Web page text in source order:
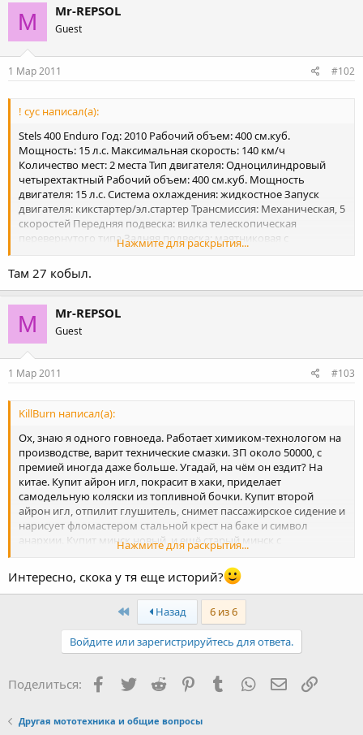
M Mr-REPSOL
Guest
1 Мар 2011 #102
! сус написал(а):
Stels 400 Enduro Год: 2010 Рабочий объем: 400 см.куб.
Мощность: 15 л.с. Максимальная скорость: 140 км/ч
Количество мест: 2 места Тип двигателя: Одноцилиндровый
четырехтактный Рабочий объем: 400 см.куб. Мощность
двигателя: 15 л.с. Система охлаждения: жидкостное Запуск
двигателя: кикстартер/эл.стартер Трансмиссия: Механическая, 5
скоростей Передняя подвеска: вилка телескопическая
перевернутого типа Задняя подвеска: маятниковая с
моноамортизатором Тормоза: Дисковые Вес: 132 кг. Габариты
(ДхШхВ): 2210х860х1215 мм Высота посадки: 1420 мм Дорожный
просвет: 300 мм Колесная база: 1530 мм Объем топливного
обманет ожиданий. Внедорожная вилка и соответствующая
подвеска созданы для сильных нагрузок. Они точно и четко
отрабатывают текстуру трека. Stels 400 Enduro с легкостью
преодолевает разбитые лесные тропинки со множеством
корней и кочек, труднопроходимые участки, трамплины.
Взлететь на песчаную гору и разогнаться на пересеченной
подчеркивает производитель в названии мотоцикла.
Нажмите для раскрытия...
Там 27 кобыл.
M Mr-REPSOL
Guest
1 Мар 2011 #103
KillBurn написал(а):
Ох, знаю я одного говноеда. Работает химиком-технологом на
производстве, варит технические смазки. ЗП около 50000, с
премией иногда даже больше. Угадай, на чём он ездит? На
китае. Купит айрон игл, покрасит в хаки, приделает
самодельную коляски из топливной бочки. Купит второй
айрон игл, отпилит глушитель, снимет пассажирское сидение и
нарисует фломастером стальной крест на баке и символ
анархии. Купит минск новый, и ещё старый минск с
документами, покрасит в матовый-перламутровый-металлик-
хамелеон тысяч за 20. Потом продаст это гавно тысяч по 10 за
каждый через месяц (новый рыгал раптор стоит около 42
тысяч), дороже школьники не берут. Купит патрон 125, будет
всем орать что мот хороший, а у самого при пробеге 700
километров масло течёт. Сварит на своём заводе масло
(погуще, чтоб не текло) и продаст патрона. Потом купит
запорожец, и отдаст его на покраску за половину стоимости
БАЙКЕРСКИЙТЮНЕНХ-продажа школьникам. Это называется
дешёвые вещи" - помнишь кто сказал? Человек тоже из
разряда "съездить на малоярославец, побухать там с другими
Нажмите для раскрытия...
Интересно, скока у тя еще историй?
First Назад 6 из 6
Войдите или зарегистрируйтесь для ответа.
Поделиться: Facebook
TwitterReddit PinterestTumblr WhatsApp Ссылка
Другая мототехника и общие вопросы